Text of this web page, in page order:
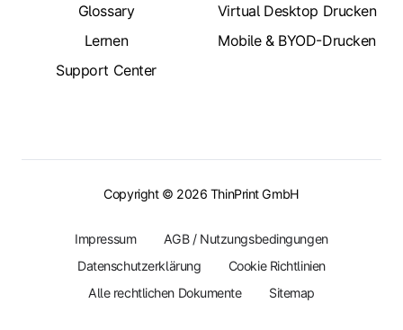
Glossary
Lernen
Support Center
Virtual Desktop Drucken
Mobile & BYOD-Drucken
Copyright © 2026 ThinPrint GmbH
Impressum
AGB / Nutzungsbedingungen
Datenschutzerklärung
Cookie Richtlinien
Alle rechtlichen Dokumente
Sitemap